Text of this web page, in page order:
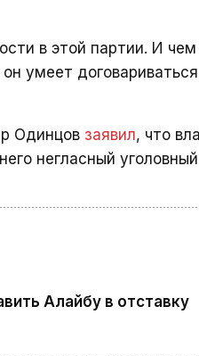
в этой партии. И
умеет
Одинцов заявил, что
негласный
Алайбу в отставку